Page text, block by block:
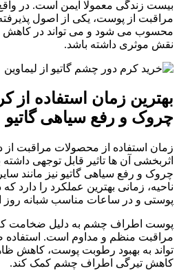
بیست زندگی معمولا ایمن است. در واقع
مراقبت از پوست، یکی از اصول
محسوب می شود و می تواند در کاهش
نقش موثری داشته باشد.
بهترین زمان استفاده
چروک و رفع سیاهی گاتیو
زمان استفاده از محصولات مراقبت از
اثربخشی آن ها تاثیر قابل توجهی
چروک و رفع سیاهی گاتیو نیز مانند
ناحیه، زمانی بهترین عملکرد را دارد
پوستی و در ساعات مناسب شبانه روز
پوست اطراف چشم به دلیل ضخامت کم
مراقبت منظم و مداوم است.
تواند به بهبود رطوبت پوست، کاهش
کاهش تیرگی اطراف چشم کمک کند.